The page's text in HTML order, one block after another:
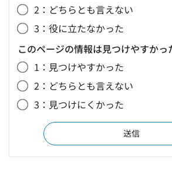
2：どちらとも言えない
3：役に立たなかった
このページの情報は見つけやすかっ
1：見つけやすかった
2：どちらとも言えない
3：見つけにくかった